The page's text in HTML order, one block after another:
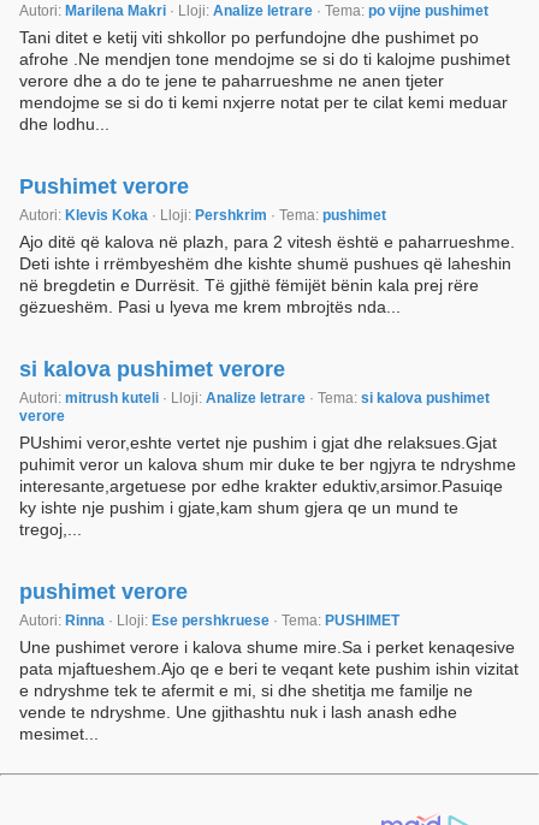
Autori: Marilena Makri · Lloji: Analize letrare · Tema: po vijne pushimet
Tani ditet e ketij viti shkollor po perfundojne dhe pushimet po
afrohe .Ne mendjen tone mendojme se si do ti kalojme pushimet
verore dhe a do te jene te paharrueshme ne anen tjeter
mendojme se si do ti kemi nxjerre notat per te cilat kemi meduar
dhe lodhu...
Pushimet verore
Autori: Klevis Koka · Lloji: Pershkrim · Tema: pushimet
Ajo ditë që kalova në plazh, para 2 vitesh është e paharrueshme.
Deti ishte i rrëmbyeshëm dhe kishte shumë pushues që laheshin
në bregdetin e Durrësit. Të gjithë fëmijët bënin kala prej rëre
gëzueshëm. Pasi u lyeva me krem mbrojtës nda...
si kalova pushimet verore
Autori: mitrush kuteli · Lloji: Analize letrare · Tema: si kalova pushimet
verore
PUshimi veror,eshte vertet nje pushim i gjat dhe relaksues.Gjat
puhimit veror un kalova shum mir duke te ber ngjyra te ndryshme
interesante,argetuese por edhe krakter eduktiv,arsimor.Pasuiqe
ky ishte nje pushim i gjate,kam shum gjera qe un mund te
tregoj,...
pushimet verore
Autori: Rinna · Lloji: Ese pershkruese · Tema: PUSHIMET
Une pushimet verore i kalova shume mire.Sa i perket kenaqesive
pata mjaftueshem.Ajo qe e beri te veqant kete pushim ishin vizitat
e ndryshme tek te afermit e mi, si dhe shetitja me familje ne
vende te ndryshme. Une gjithashtu nuk i lash anash edhe
mesimet...